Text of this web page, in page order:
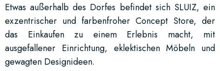
Etwas außerhalb des Dorfes befindet sich SLUIZ, ein
exzentrischer und farbenfroher Concept Store, der
das Einkaufen zu einem Erlebnis macht, mit
ausgefallener Einrichtung, eklektischen Möbeln und
gewagten Designideen.